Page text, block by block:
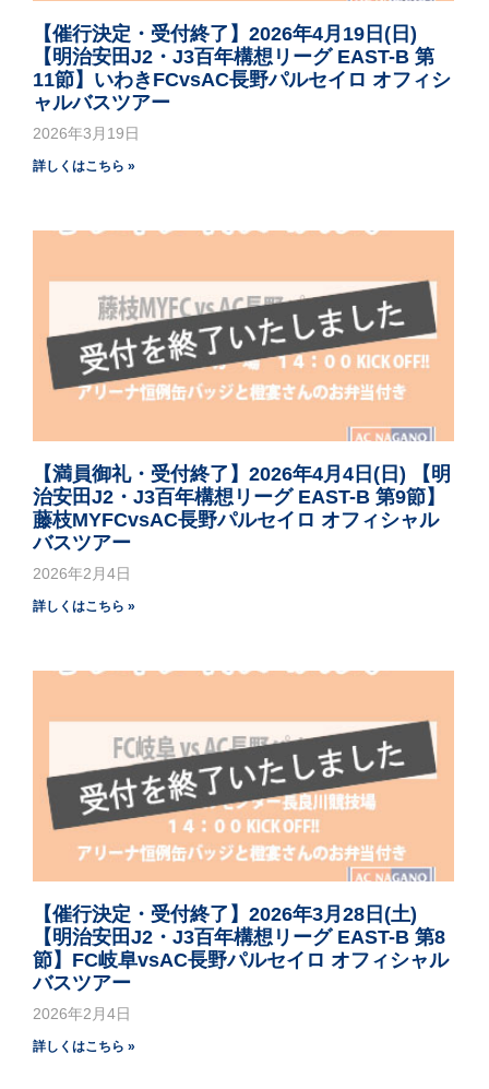
【催行決定・受付終了】2026年4月19日(日)
【明治安田J2・J3百年構想リーグ EAST-B 第
11節】いわきFCvsAC長野パルセイロ オフィシ
ャルバスツアー
2026年3月19日
詳しくはこちら »
【満員御礼・受付終了】2026年4月4日(日) 【明
治安田J2・J3百年構想リーグ EAST-B 第9節】
藤枝MYFCvsAC長野パルセイロ オフィシャル
バスツアー
2026年2月4日
詳しくはこちら »
【催行決定・受付終了】2026年3月28日(土)
【明治安田J2・J3百年構想リーグ EAST-B 第8
節】FC岐阜vsAC長野パルセイロ オフィシャル
バスツアー
2026年2月4日
詳しくはこちら »